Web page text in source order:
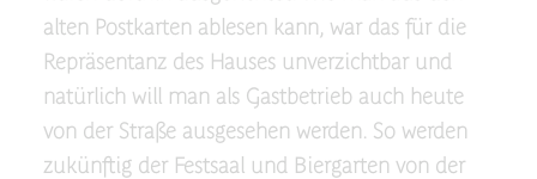
alten Postkarten ablesen kann, war das für die
Repräsentanz des Hauses unverzichtbar und
natürlich will man als Gastbetrieb auch heute
von der Straße ausgesehen werden. So werden
zukünftig der Festsaal und Biergarten von der